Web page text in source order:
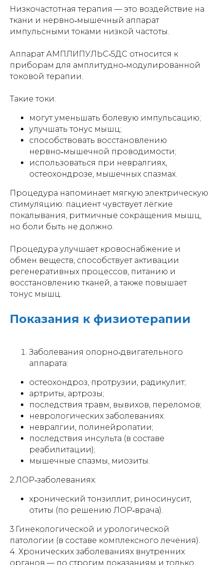
Низкочастотная терапия — это воздействие на
ткани и нервно‑мышечный аппарат
импульсными токами низкой частоты.
Аппарат АМПЛИПУЛЬС‑5ДС относится к
приборам для амплитудно‑модулированной
токовой терапии.
Такие токи:
могут уменьшать болевую импульсацию;
улучшать тонус мышц;
способствовать восстановлению
нервно‑мышечной проводимости;
использоваться при невралгиях,
остеохондрозе, мышечных спазмах.
Процедура напоминает мягкую электрическую
стимуляцию: пациент чувствует лёгкие
покалывания, ритмичные сокращения мышц,
но боли быть не должно.
Процедура улучшает кровоснабжение и
обмен веществ, способствует активации
регенеративных процессов, питанию и
восстановлению тканей, а также повышает
тонус мышц.
Показания к физиотерапии
Заболевания опорно‑двигательного
аппарата:
остеохондроз, протрузии, радикулит;
артриты, артрозы;
последствия травм, вывихов, переломов;
неврологических заболеваниях:
невралгии, полинейропатии;
последствия инсульта (в составе
реабилитации);
мышечные спазмы, миозиты.
2.ЛОР‑заболеваниях:
хронический тонзиллит, риносинусит,
отиты (по решению ЛОР‑врача).
3.Гинекологической и урологической
патологии (в составе комплексного лечения).
4. Хронических заболеваниях внутренних
органов — по строгим показаниям и только